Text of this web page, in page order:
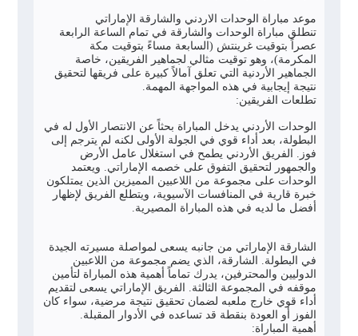
موعد مباراة الوحدات الاردني والشارقة الإماراتي
تنطلق مباراة الوحدات والشارقة في تمام الساعة الرابعة
عصراً بتوقيت غرينتش (السابعة مساءً بتوقيت مكة
المكرمة)، وهو توقيت مثالي لجماهير الفريقين، خاصة
الجماهير الأردنية التي تعلق آمالاً كبيرة على فريقها لتحقيق
نتيجة إيجابية في هذه المواجهة المهمة.
تطلعات الفريقين:
الوحدات الأردني يدخل المباراة بحثاً عن الانتصار الأول له في
البطولة، بعد أداء قوي في الجولة الأولى لكنه لم يترجم إلى
فوز. الفريق الأردني يطمح في استغلال عامل الأرض
والجمهور لتحقيق التفوق على خصمه الإماراتي. ويعتمد
الوحدات على مجموعة من اللاعبين المميزين الذين يمتلكون
خبرة قارية في المنافسات الآسيوية، ويتطلع الفريق لإظهار
أفضل ما لديه في هذه المباراة المصيرية.
الشارقة الإماراتي من جانبه يسعى لمواصلة مسيرته الجيدة
في البطولة. الشارقة، الذي يضم مجموعة من اللاعبين
الدوليين والمحترفين، يدرك تماماً أهمية هذه المباراة لتأمين
موقفه في المجموعة الثالثة. الفريق الإماراتي يسعى لتقديم
أداء قوي خارج ملعبه لضمان تحقيق نتيجة مرضية، سواء كان
الفوز أو العودة بنقطة قد تساعده في الأدوار المقبلة.
أهمية المباراة: